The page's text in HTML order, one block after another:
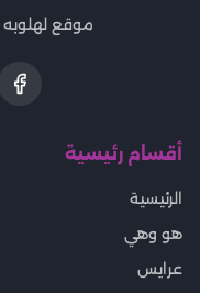
موقع لهلوبه
أقسام رئيسية
الرئيسية
هو وهي
عرايس